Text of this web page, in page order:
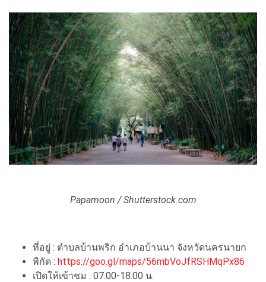
Papamoon / Shutterstock.com
ที่อยู่ : ตำบลบ้านพริก อำเภอบ้านนา จังหวัดนครนายก
พิกัด : https://goo.gl/maps/56mbVoJfRSHMqPx86
เปิดให้เข้าชม : 07.00-18.00 น.